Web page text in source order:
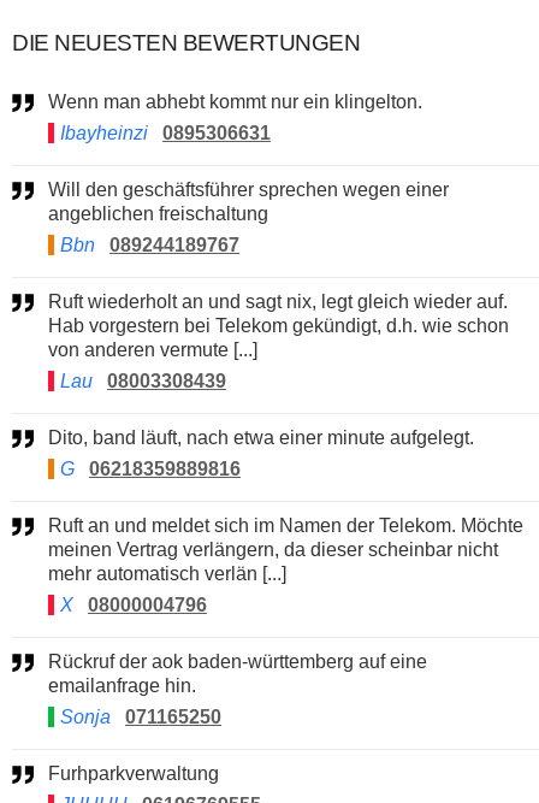
DIE NEUESTEN BEWERTUNGEN
Wenn man abhebt kommt nur ein klingelton.
Ibayheinzi
0895306631
Will den geschäftsführer sprechen wegen einer
angeblichen freischaltung
Bbn
089244189767
Ruft wiederholt an und sagt nix, legt gleich wieder auf.
Hab vorgestern bei Telekom gekündigt, d.h. wie schon
von anderen vermute [...]
Lau
08003308439
Dito, band läuft, nach etwa einer minute aufgelegt.
G
06218359889816
Ruft an und meldet sich im Namen der Telekom. Möchte
meinen Vertrag verlängern, da dieser scheinbar nicht
mehr automatisch verlän [...]
X
08000004796
Rückruf der aok baden-württemberg auf eine
emailanfrage hin.
Sonja
071165250
Furhparkverwaltung